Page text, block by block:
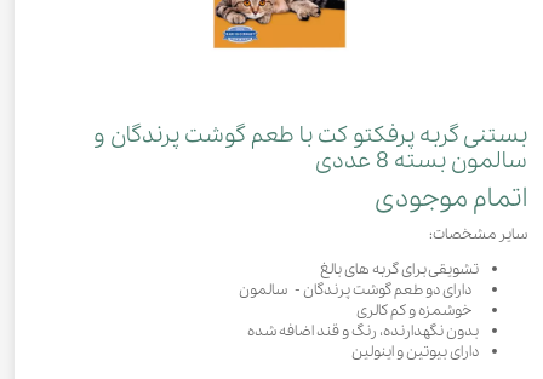
بستنی گربه پرفکتو کت با طعم گوشت پرندگان و
سالمون بسته 8 عددی
اتمام موجودی
سایر مشخصات:
تشویقی برای گربه های بالغ
دارای دو طعم گوشت پرندگان - سالمون
خوشمزه و کم کالری
بدون نگهدارنده، رنگ و قند اضافه شده
دارای بیوتین و اینولین